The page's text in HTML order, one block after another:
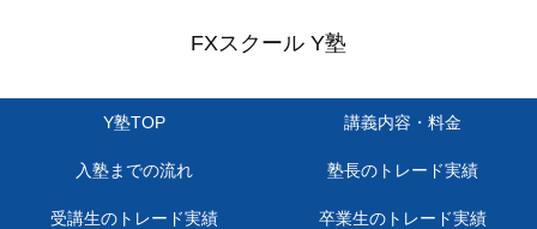
FXスクール Y塾
Y塾TOP 講義内容・料金
入塾までの流れ 塾長のトレード実績
受講生のトレード実績 卒業生のトレード実績